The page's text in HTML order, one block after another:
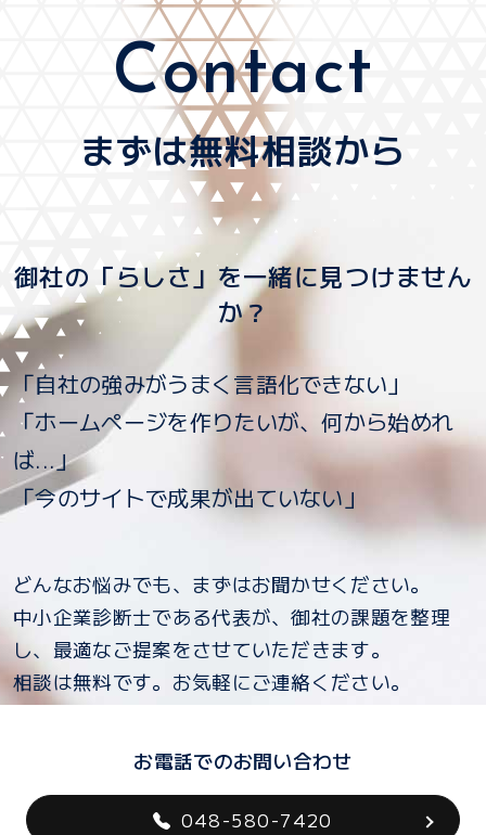
Contact
まずは無料相談から
御社の「らしさ」を一緒に見つけません
か？
「自社の強みがうまく言語化できない」
「ホームページを作りたいが、何から始めれ
ば...」
「今のサイトで成果が出ていない」
どんなお悩みでも、まずはお聞かせください。
中小企業診断士である代表が、御社の課題を整理
し、最適なご提案をさせていただきます。
相談は無料です。お気軽にご連絡ください。
お電話でのお問い合わせ
048-580-7420